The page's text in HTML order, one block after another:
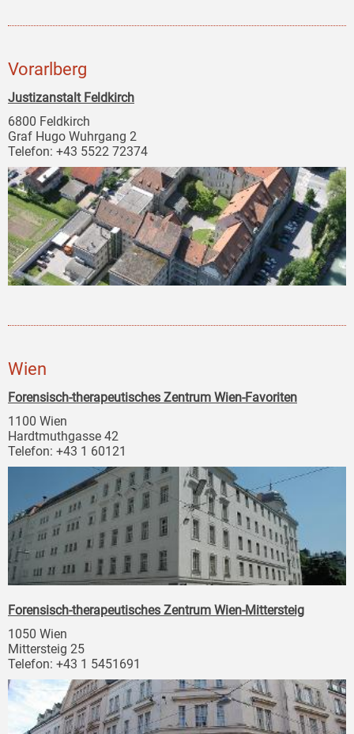
Vorarlberg
Justizanstalt Feldkirch
6800 Feldkirch
Graf Hugo Wuhrgang 2
Telefon: +43 5522 72374
Wien
Forensisch-therapeutisches Zentrum Wien-Favoriten
1100 Wien
Hardtmuthgasse 42
Telefon: +43 1 60121
Forensisch-therapeutisches Zentrum Wien-Mittersteig
1050 Wien
Mittersteig 25
Telefon: +43 1 5451691